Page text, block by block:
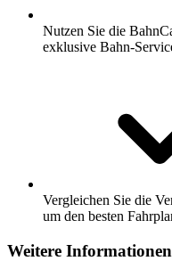
Nutzen Sie die
exklusive Bahn-
Vergleichen Sie die
um den besten
Weitere Informationen